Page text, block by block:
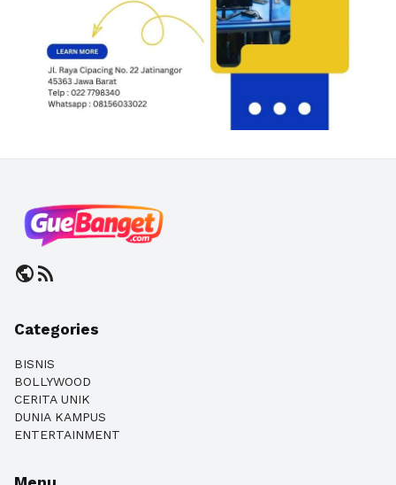
publicrss_feed
Categories
BISNIS
BOLLYWOOD
CERITA UNIK
DUNIA KAMPUS
ENTERTAINMENT